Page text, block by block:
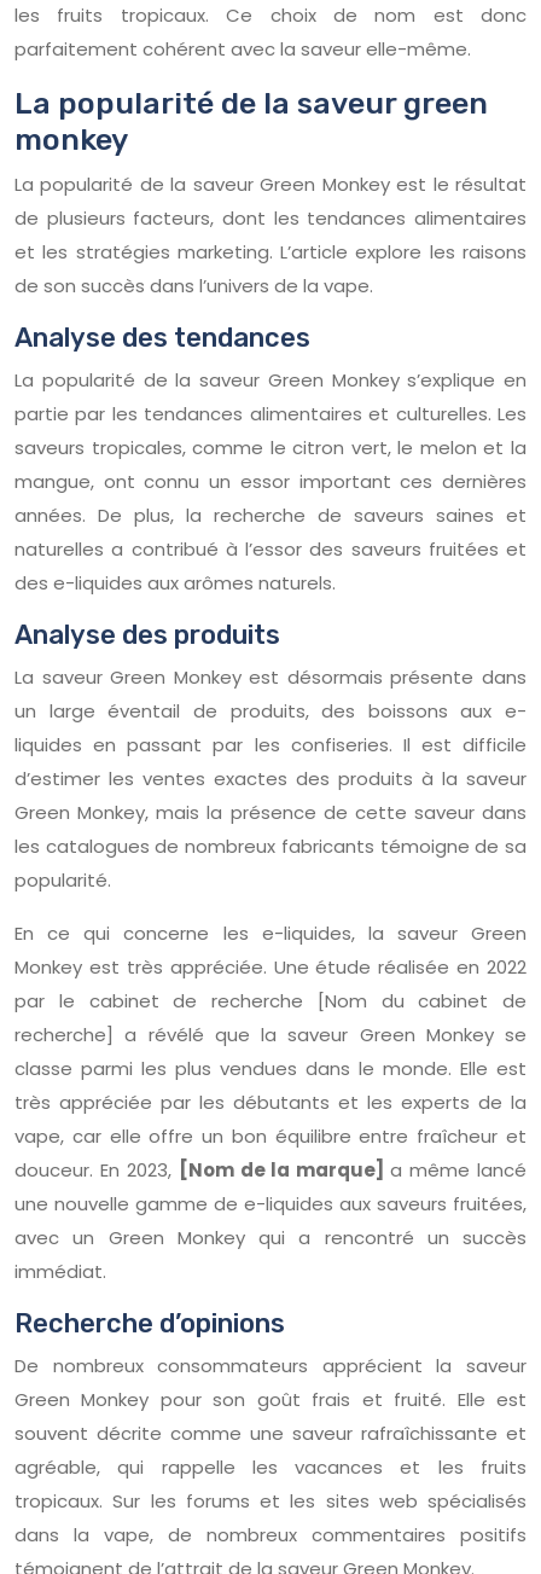
les fruits tropicaux. Ce choix de nom est donc
parfaitement cohérent avec la saveur elle-même.
La popularité de la saveur green
monkey
La popularité de la saveur Green Monkey est le résultat
de plusieurs facteurs, dont les tendances alimentaires
et les stratégies marketing. L’article explore les raisons
de son succès dans l’univers de la vape.
Analyse des tendances
La popularité de la saveur Green Monkey s’explique en
partie par les tendances alimentaires et culturelles. Les
saveurs tropicales, comme le citron vert, le melon et la
mangue, ont connu un essor important ces dernières
années. De plus, la recherche de saveurs saines et
naturelles a contribué à l’essor des saveurs fruitées et
des e-liquides aux arômes naturels.
Analyse des produits
La saveur Green Monkey est désormais présente dans
un large éventail de produits, des boissons aux e-
liquides en passant par les confiseries. Il est difficile
d’estimer les ventes exactes des produits à la saveur
Green Monkey, mais la présence de cette saveur dans
les catalogues de nombreux fabricants témoigne de sa
popularité.
En ce qui concerne les e-liquides, la saveur Green
Monkey est très appréciée. Une étude réalisée en 2022
par le cabinet de recherche [Nom du cabinet de
recherche] a révélé que la saveur Green Monkey se
classe parmi les plus vendues dans le monde. Elle est
très appréciée par les débutants et les experts de la
vape, car elle offre un bon équilibre entre fraîcheur et
douceur. En 2023, [Nom de la marque]a même lancé
une nouvelle gamme de e-liquides aux saveurs fruitées,
avec un Green Monkey qui a rencontré un succès
immédiat.
Recherche d’opinions
De nombreux consommateurs apprécient la saveur
Green Monkey pour son goût frais et fruité. Elle est
souvent décrite comme une saveur rafraîchissante et
agréable, qui rappelle les vacances et les fruits
tropicaux. Sur les forums et les sites web spécialisés
dans la vape, de nombreux commentaires positifs
témoignent de l’attrait de la saveur Green Monkey.